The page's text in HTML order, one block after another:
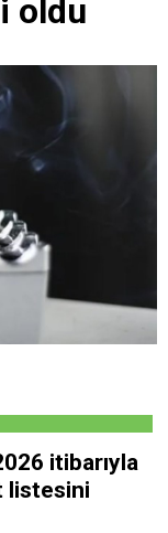
oldu
itibarıyla
listesini